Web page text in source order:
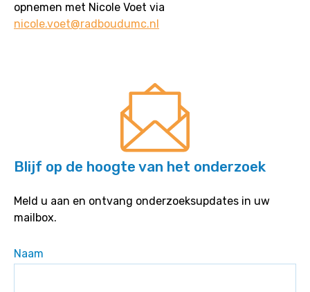
opnemen met Nicole Voet via
nicole.voet@radboudumc.nl
Blijf op de hoogte van het onderzoek
Meld u aan en ontvang onderzoeksupdates in uw
mailbox.
Naam